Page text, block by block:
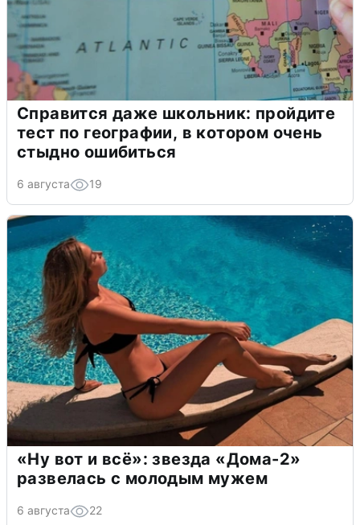
Справится даже школьник: пройдите
тест по географии, в котором очень
стыдно ошибиться
6 августа 19
«Ну вот и всё»: звезда «Дома-2»
развелась с молодым мужем
6 августа 22